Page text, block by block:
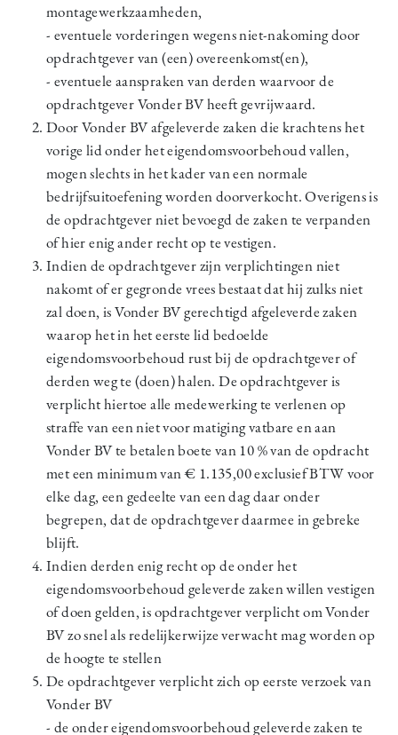
montagewerkzaamheden,
- eventuele vorderingen wegens niet-nakoming door
opdrachtgever van (een) overeenkomst(en),
- eventuele aanspraken van derden waarvoor de
opdrachtgever Vonder BV heeft gevrijwaard.
Door Vonder BV afgeleverde zaken die krachtens het
vorige lid onder het eigendomsvoorbehoud vallen,
mogen slechts in het kader van een normale
bedrijfsuitoefening worden doorverkocht. Overigens is
de opdrachtgever niet bevoegd de zaken te verpanden
of hier enig ander recht op te vestigen.
Indien de opdrachtgever zijn verplichtingen niet
nakomt of er gegronde vrees bestaat dat hij zulks niet
zal doen, is Vonder BV gerechtigd afgeleverde zaken
waarop het in het eerste lid bedoelde
eigendomsvoorbehoud rust bij de opdrachtgever of
derden weg te (doen) halen. De opdrachtgever is
verplicht hiertoe alle medewerking te verlenen op
straffe van een niet voor matiging vatbare en aan
Vonder BV te betalen boete van 10 % van de opdracht
met een minimum van € 1.135,00 exclusief BTW voor
elke dag, een gedeelte van een dag daar onder
begrepen, dat de opdrachtgever daarmee in gebreke
blijft.
Indien derden enig recht op de onder het
eigendomsvoorbehoud geleverde zaken willen vestigen
of doen gelden, is opdrachtgever verplicht om Vonder
BV zo snel als redelijkerwijze verwacht mag worden op
de hoogte te stellen
De opdrachtgever verplicht zich op eerste verzoek van
Vonder BV
- de onder eigendomsvoorbehoud geleverde zaken te